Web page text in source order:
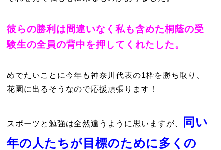
彼らの勝利は間違いなく私も含めた桐蔭の受
験生の全員の背中を押してくれたした。
めでたいことに今年も神奈川代表の1枠を勝ち取り、
花園に出るそうなので応援頑張ります！
スポーツと勉強は全然違うように思いますが、
同い
年の人たちが目標のために多くの